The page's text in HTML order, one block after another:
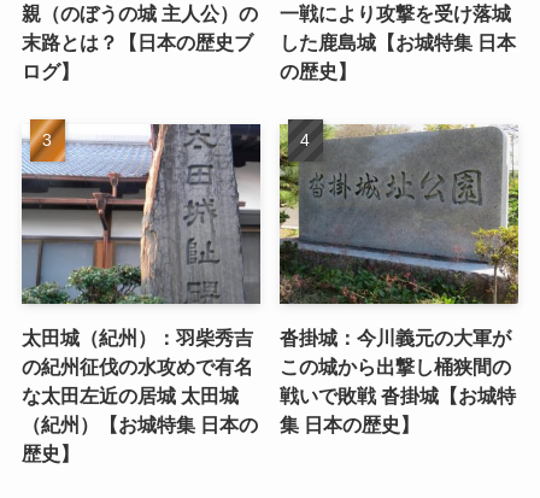
親（のぼうの城 主人公）の
末路とは？【日本の歴史ブ
ログ】
一戦により攻撃を受け落城
した鹿島城【お城特集 日本
の歴史】
太田城（紀州）：羽柴秀吉
の紀州征伐の水攻めで有名
な太田左近の居城 太田城
（紀州）【お城特集 日本の
歴史】
沓掛城：今川義元の大軍が
この城から出撃し桶狭間の
戦いで敗戦 沓掛城【お城特
集 日本の歴史】